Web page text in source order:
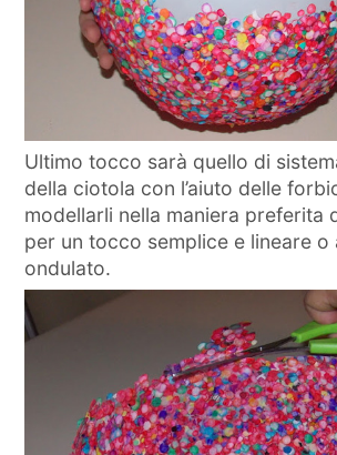
Ultimo tocco sarà quello di
della ciotola con l’aiuto delle
modellarli nella maniera preferita
per un tocco semplice e lineare o
ondulato.